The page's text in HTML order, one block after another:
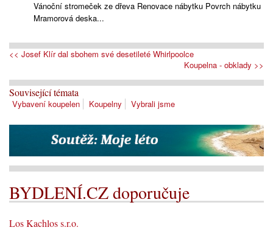
Vánoční stromeček ze dřeva Renovace nábytku Povrch nábytku
Mramorová deska...
<< Josef Klír dal sbohem své desetileté Whirlpoolce
Koupelna - obklady >>
Související témata
Vybavení koupelen Koupelny Vybrali jsme
BYDLENÍ.CZ doporučuje
Los Kachlos s.r.o.